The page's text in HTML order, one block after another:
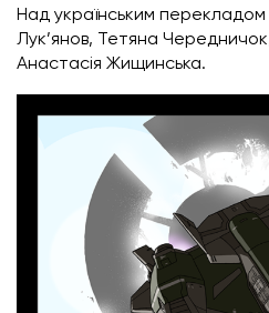
Над українським
Лук’янов, Тетяна
Анастасія Жищинська.